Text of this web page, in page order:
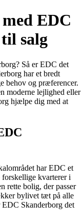
EDC
salg
Så er EDC det
har et bredt
behov og præferencer.
moderne lejlighed eller
hjælpe dig med at
har EDC et
kvarterer i
rette bolig, der passer
bylivet tæt på alle
Skanderborg det